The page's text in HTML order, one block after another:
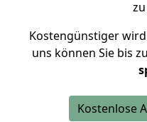
Kostengünstiger
uns können Sie bis zu
Kostenlose